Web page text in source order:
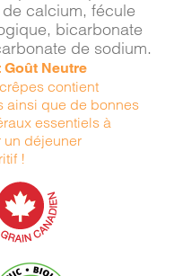
calcium, fécule
bicarbonate
de sodium.
Goût Neutre
contient
ainsi que de bonnes
essentiels à
un déjeuner
!